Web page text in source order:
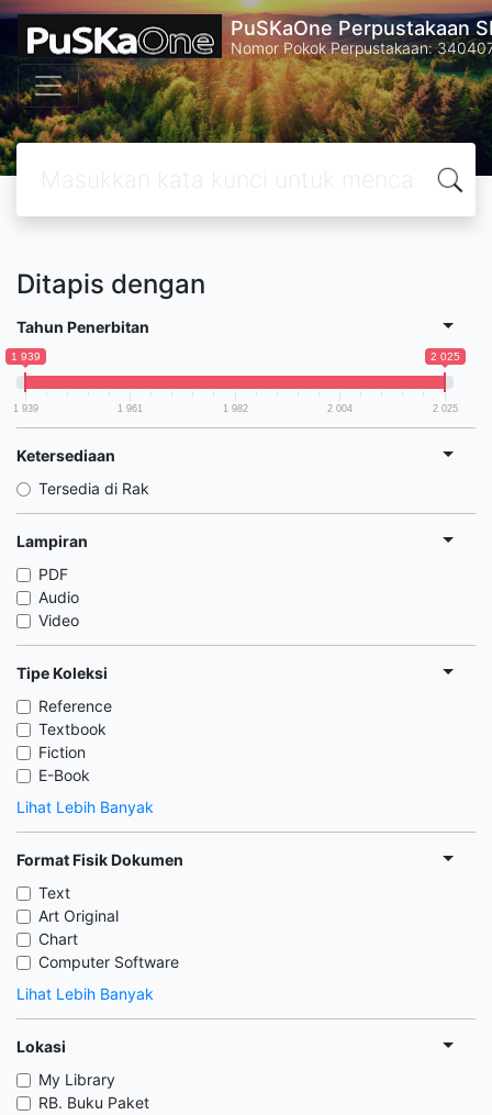
PuSKaOne Perpustakaan
Nomor Pokok Perpustakaan:
Ditapis dengan
Tahun Penerbitan
1 939 2 025
1 939 1 961 1 982 2 004 2 025
Ketersediaan
Tersedia di Rak
Lampiran
PDF
Audio
Video
Tipe Koleksi
Reference
Textbook
Fiction
E-Book
Lihat Lebih Banyak
Format Fisik Dokumen
Text
Art Original
Chart
Computer Software
Lihat Lebih Banyak
Lokasi
My Library
RB. Buku Paket